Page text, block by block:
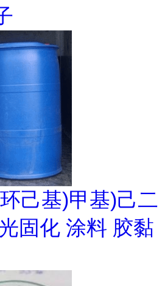
己基)甲基)己二
固化 涂料 胶黏